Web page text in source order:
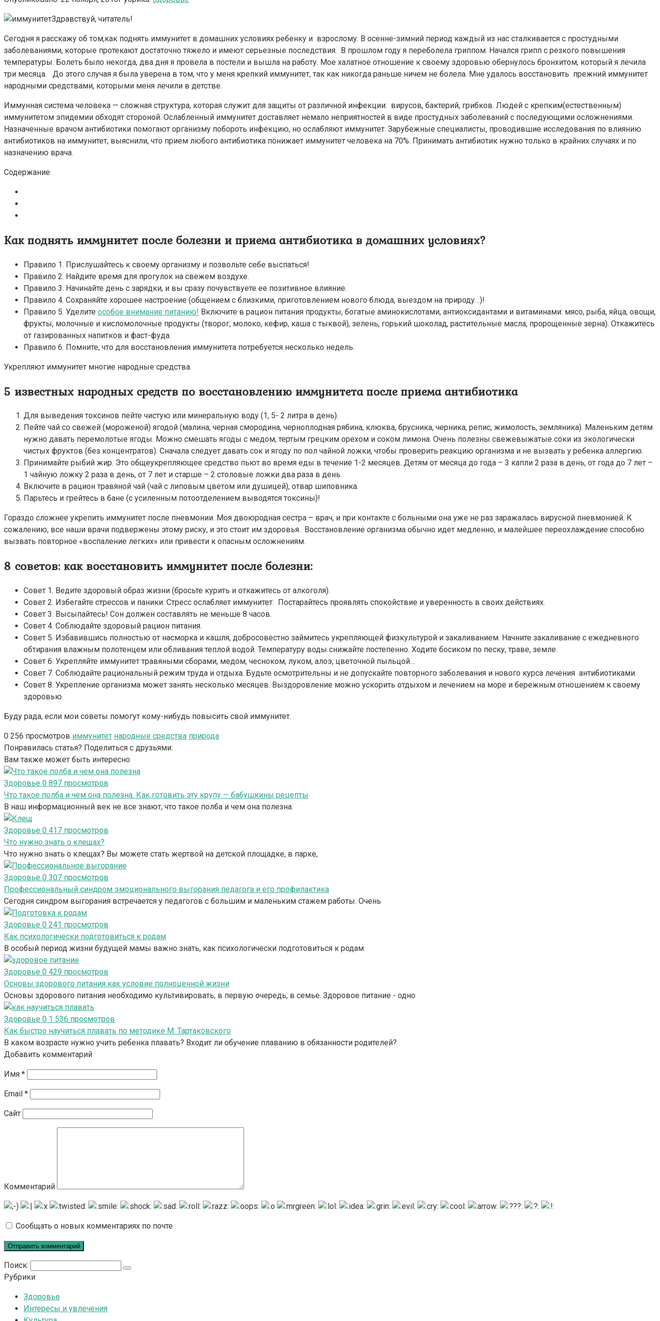
Здравствуй, читатель!
Сегодня я расскажу об том,как поднять иммунитет в домашних условиях ребенку и взрослому. В осенне-зимний период каждый из нас сталкивается с простудными
заболеваниями, которые протекают достаточно тяжело и имеют серьезные последствия. В прошлом году я переболела гриппом. Начался грипп с резкого повышения
температуры. Болеть было некогда, два дня я провела в постели и вышла на работу. Мое халатное отношение к своему здоровью обернулось бронхитом, который я лечила
три месяца. До этого случая я была уверена в том, что у меня крепкий иммунитет, так как никогда раньше ничем не болела. Мне удалось восстановить прежний иммунитет
народными средствами, которыми меня лечили в детстве.
Иммунная система человека — сложная структура, которая служит для защиты от различной инфекции: вирусов, бактерий, грибков. Людей с крепким(естественным)
иммунитетом эпидемии обходят стороной. Ослабленный иммунитет доставляет немало неприятностей в виде простудных заболеваний с последующими осложнениями.
Назначенные врачом антибиотики помогают организму побороть инфекцию, но ослабляют иммунитет. Зарубежные специалисты, проводившие исследования по влиянию
антибиотиков на иммунитет, выяснили, что прием любого антибиотика понижает иммунитет человека на 70%. Принимать антибиотик нужно только в крайних случаях и по
назначению врача.
Содержание
Как поднять иммунитет после болезни и приема антибиотика в домашних условиях?
Правило 1. Прислушайтесь к своему организму и позвольте себе выспаться!
Правило 2. Найдите время для прогулок на свежем воздухе.
Правило 3. Начинайте день с зарядки, и вы сразу почувствуете ее позитивное влияние.
Правило 4. Сохраняйте хорошее настроение (общением с близкими, приготовлением нового блюда, выездом на природу…)!
Правило 5. Уделите особое внимание питанию! Включите в рацион питания продукты, богатые аминокислотами, антиоксидантами и витаминами: мясо, рыба, яйца, овощи,
фрукты, молочные и кисломолочные продукты (творог, молоко, кефир, каша с тыквой), зелень, горький шоколад, растительные масла, пророщенные зерна). Откажитесь
от газированных напитков и фаст-фуда.
Правило 6. Помните, что для восстановления иммунитета потребуется несколько недель.
Укрепляют иммунитет многие народные средства.
5 известных народных средств по восстановлению иммунитета после приема антибиотика
Для выведения токсинов пейте чистую или минеральную воду (1, 5- 2 литра в день).
Пейте чай со свежей (мороженой) ягодой (малина, черная смородина, черноплодная рябина, клюква, брусника, черника, репис, жимолость, земляника). Маленьким детям
нужно давать перемолотые ягоды. Можно смешать ягоды с медом, тертым грецким орехом и соком лимона. Очень полезны свежевыжатые соки из экологически
чистых фруктов (без концентратов). Сначала следует давать сок и ягоду по пол чайной ложки, чтобы проверить реакцию организма и не вызвать у ребенка аллергию.
Принимайте рыбий жир. Это общеукрепляющее средство пьют во время еды в течение 1-2 месяцев. Детям от месяца до года – 3 капли 2 раза в день, от года до 7 лет –
1 чайную ложку 2 раза в день, от 7 лет и старше – 2 столовые ложки два раза в день.
Включите в рацион травяной чай (чай с липовым цветом или душицей), отвар шиповника.
Парьтесь и грейтесь в бане (с усиленным потоотделением выводятся токсины)!
Гораздо сложнее укрепить иммунитет после пневмонии. Моя двоюродная сестра – врач, и при контакте с больными она уже не раз заражалась вирусной пневмонией. К
сожалению, все наши врачи подвержены этому риску, и это стоит им здоровья. Восстановление организма обычно идет медленно, и малейшее переохлаждение способно
вызвать повторное «воспаление легких» или привести к опасным осложнениям.
8 советов: как восстановить иммунитет после болезни:
Совет 1. Ведите здоровый образ жизни (бросьте курить и откажитесь от алкоголя).
Совет 2. Избегайте стрессов и паники. Стресс ослабляет иммунитет. Постарайтесь проявлять спокойствие и уверенность в своих действиях.
Совет 3. Высыпайтесь! Сон должен составлять не меньше 8 часов.
Совет 4. Соблюдайте здоровый рацион питания.
Совет 5. Избавившись полностью от насморка и кашля, добросовестно займитесь укрепляющей физкультурой и закаливанием. Начните закаливание с ежедневного
обтирания влажным полотенцем или обливания теплой водой. Температуру воды снижайте постепенно. Ходите босиком по песку, траве, земле.
Совет 6. Укрепляйте иммунитет травяными сборами, медом, чесноком, луком, алоэ, цветочной пыльцой…
Совет 7. Соблюдайте рациональный режим труда и отдыха. Будьте осмотрительны и не допускайте повторного заболевания и нового курса лечения антибиотиками.
Совет 8. Укрепление организма может занять несколько месяцев. Выздоровление можно ускорить отдыхом и лечением на море и бережным отношением к своему
здоровью.
Буду рада, если мои советы помогут кому-нибудь повысить свой иммунитет.
0 256 просмотров иммунитет народные средства природа
Понравилась статья? Поделиться с друзьями:
Вам также может быть интересно
Здоровье 0 897 просмотров
Что такое полба и чем она полезна. Как готовить эту крупу — бабушкины рецепты
В наш информационный век не все знают, что такое полба и чем она полезна.
Здоровье 0 417 просмотров
Что нужно знать о клещах?
Что нужно знать о клещах? Вы можете стать жертвой на детской площадке, в парке,
Здоровье 0 307 просмотров
Профессиональный синдром эмоционального выгорания педагога и его профилактика
Сегодня синдром выгорания встречается у педагогов с большим и маленьким стажем работы. Очень
Здоровье 0 241 просмотров
Как психологически подготовиться к родам
В особый период жизни будущей мамы важно знать, как психологически подготовиться к родам.
Здоровье 0 429 просмотров
Основы здорового питания как условие полноценной жизни
Основы здорового питания необходимо культивировать, в первую очередь, в семье. Здоровое питание - одно
Здоровье 0 1 536 просмотров
Как быстро научиться плавать по методике М. Тартаковского
В каком возрасте нужно учить ребенка плавать? Входит ли обучение плаванию в обязанности родителей?
Добавить комментарий
Имя *
Email *
Сайт
Комментарий
Сообщать о новых комментариях по почте
Поиск:
Рубрики
Здоровье
Интересы и увлечения